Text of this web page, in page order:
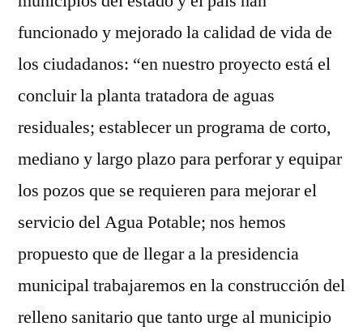
funcionado y mejorado la calidad de vida de
los ciudadanos: “en nuestro proyecto está el
concluir la planta tratadora de aguas
residuales; establecer un programa de corto,
mediano y largo plazo para perforar y equipar
los pozos que se requieren para mejorar el
servicio del Agua Potable; nos hemos
propuesto que de llegar a la presidencia
municipal trabajaremos en la construcción del
relleno sanitario que tanto urge al municipio